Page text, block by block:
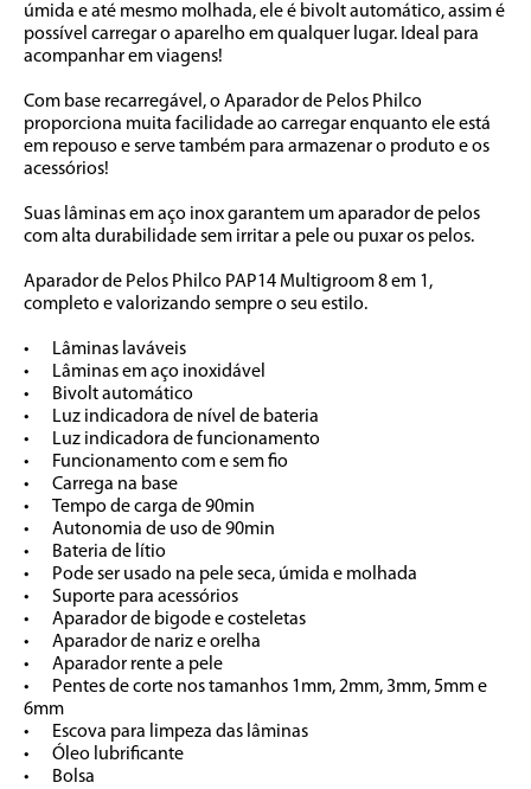
úmida e até mesmo molhada, ele é bivolt automático, assim é
possível carregar o aparelho em qualquer lugar. Ideal para
acompanhar em viagens!
Com base recarregável, o Aparador de Pelos Philco
proporciona muita facilidade ao carregar enquanto ele está
em repouso e serve também para armazenar o produto e os
acessórios!
Suas lâminas em aço inox garantem um aparador de pelos
com alta durabilidade sem irritar a pele ou puxar os pelos.
Aparador de Pelos Philco PAP14 Multigroom 8 em 1,
completo e valorizando sempre o seu estilo.
•	Lâminas laváveis
•	Lâminas em aço inoxidável
•	Bivolt automático
•	Luz indicadora de nível de bateria
•	Luz indicadora de funcionamento
•	Funcionamento com e sem fio
•	Carrega na base
•	Tempo de carga de 90min
•	Autonomia de uso de 90min
•	Bateria de lítio
•	Pode ser usado na pele seca, úmida e molhada
•	Suporte para acessórios
•	Aparador de bigode e costeletas
•	Aparador de nariz e orelha
•	Aparador rente a pele
•	Pentes de corte nos tamanhos 1mm, 2mm, 3mm, 5mm e
6mm
•	Escova para limpeza das lâminas
•	Óleo lubrificante
•	Bolsa